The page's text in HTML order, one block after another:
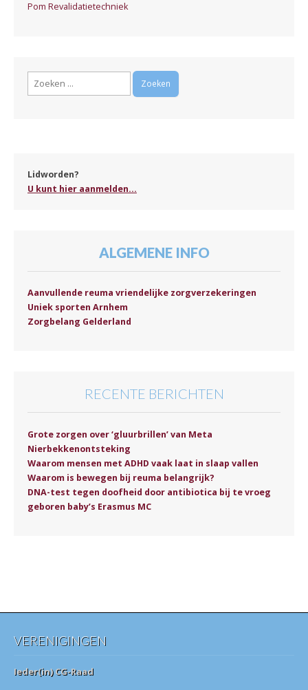
Pom Revalidatietechniek
Zoeken
Lidworden?
U kunt hier aanmelden...
ALGEMENE INFO
Aanvullende reuma vriendelijke zorgverzekeringen
Uniek sporten Arnhem
Zorgbelang Gelderland
RECENTE BERICHTEN
Grote zorgen over ‘gluurbrillen’ van Meta
Nierbekkenontsteking
Waarom mensen met ADHD vaak laat in slaap vallen
Waarom is bewegen bij reuma belangrijk?
DNA-test tegen doofheid door antibiotica bij te vroeg
geboren baby’s Erasmus MC
VERENIGINGEN
Ieder(in) CG-Raad